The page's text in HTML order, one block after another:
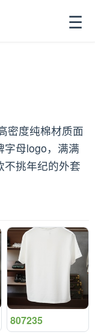
☰
密度纯棉材质面
字母logo，满满
不挑年纪的外套
807235